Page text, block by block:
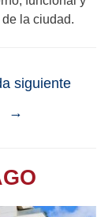
la ciudad.
siguiente
→